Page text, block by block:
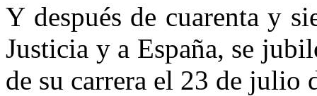
Ydespués de cuarenta y
Justicia y a España, se
de su carrera el 23 de julio